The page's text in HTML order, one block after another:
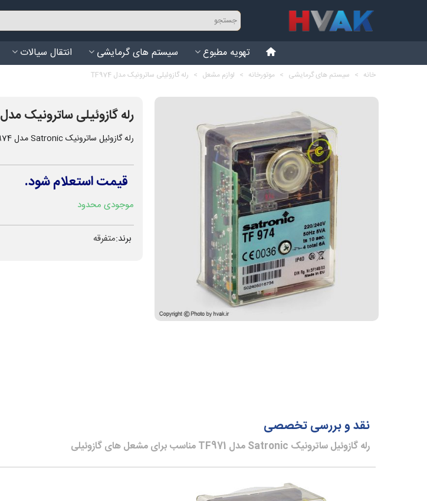
تهویه مطبوع سیستم های گرمایشی انتقال سیالات
خانه > سیستم های گرمایشی > موتورخانه > لوازم مشعل > رله گازوئیلی ساترونیک مدل TF974
رله گازوئیلی ساترونیک مدل TF974
رله گازوئیل ساترونیک Satronic مدل TF974 مناسب برای مشعل های گازوئیلی
قیمت استعلام شود.
موجودی محدود
برند:متفرقه
نقد و بررسی تخصصی
رله گازوئیل ساترونیک Satronic مدل TF971 مناسب برای مشعل های گازوئیلی